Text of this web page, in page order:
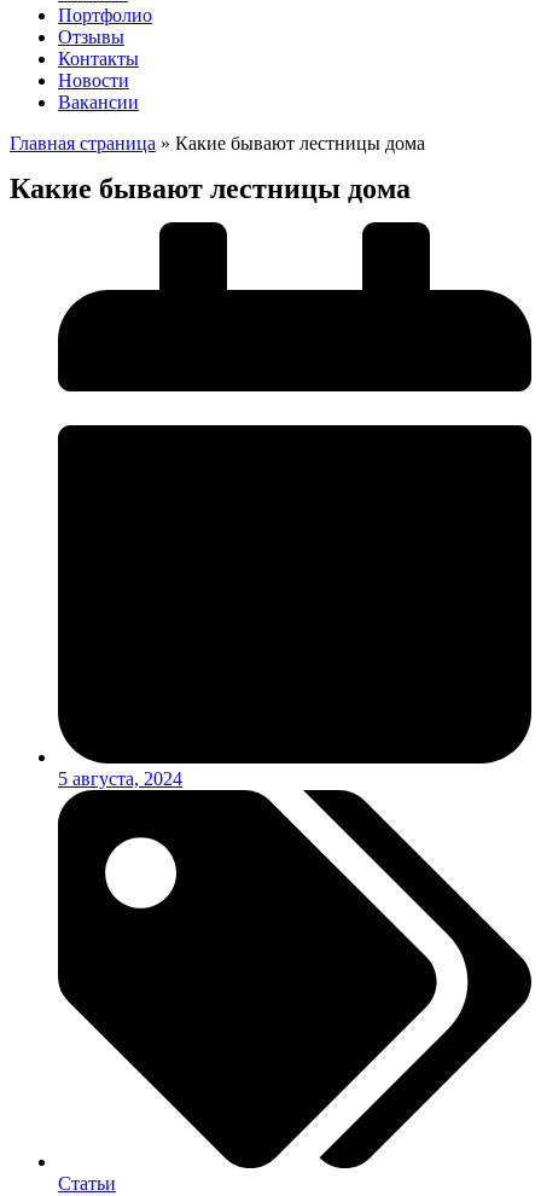
Портфолио
Отзывы
Контакты
Новости
Вакансии
Главная страница » Какие бывают лестницы дома
Какие бывают лестницы дома
5 августа, 2024
Статьи